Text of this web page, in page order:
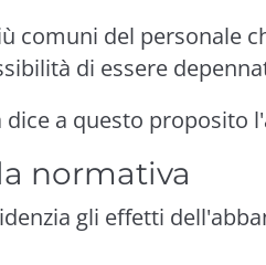
comuni del personale
di essere
dice a questo proposito
normativa
gli effetti